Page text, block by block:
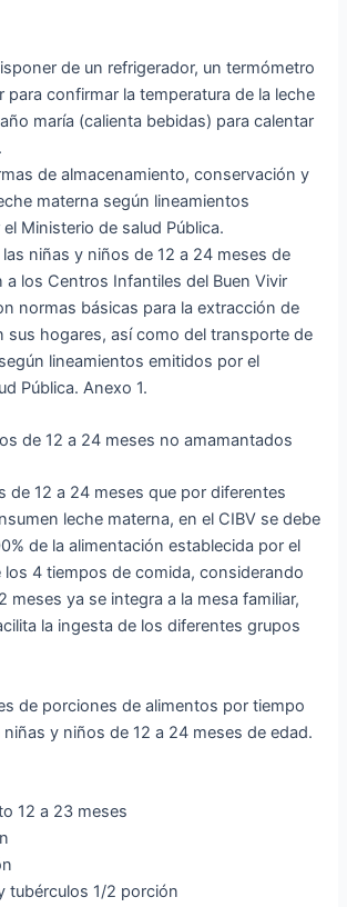
de un refrigerador, un termómetro
para confirmar la temperatura de la leche
maría (calienta bebidas) para calentar
de almacenamiento, conservación y
materna según lineamientos
Ministerio de salud Pública.
niñas y niños de 12 a 24 meses de
a los Centros Infantiles del Buen Vivir
normas básicas para la extracción de
sus hogares, así como del transporte de
lineamientos emitidos por el
Pública. Anexo 1.
de 12 a 24 meses no amamantados
de 12 a 24 meses que por diferentes
leche materna, en el CIBV se debe
de la alimentación establecida por el
los 4 tiempos de comida, considerando
meses ya se integra a la mesa familiar,
la ingesta de los diferentes grupos
de porciones de alimentos por tiempo
y niños de 12 a 24 meses de edad.
12 a 23 meses
tubérculos 1/2 porción